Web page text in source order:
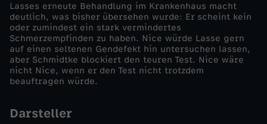
Lasses erneute Behandlung im Krankenhaus macht
deutlich, was bisher übersehen wurde: Er scheint kein
oder zumindest ein stark vermindertes
Schmerzempfinden zu haben. Nice würde Lasse gern
auf einen seltenen Gendefekt hin untersuchen lassen,
aber Schmidtke blockiert den teuren Test. Nice wäre
nicht Nice, wenn er den Test nicht trotzdem
beauftragen würde.
Darsteller